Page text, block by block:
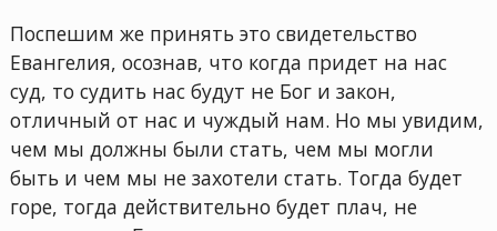
Поспешим же принять это свидетельство
Евангелия, осознав, что когда придет на нас
суд, то судить нас будут не Бог и закон,
отличный от нас и чуждый нам. Но мы увидим,
чем мы должны были стать, чем мы могли
быть и чем мы не захотели стать. Тогда будет
горе, тогда действительно будет плач, не